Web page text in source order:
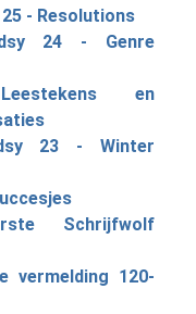
25 - Resolutions
24 - Genre
Leestekens en
23 - Winter
Schrijfwolf
vermelding 120-